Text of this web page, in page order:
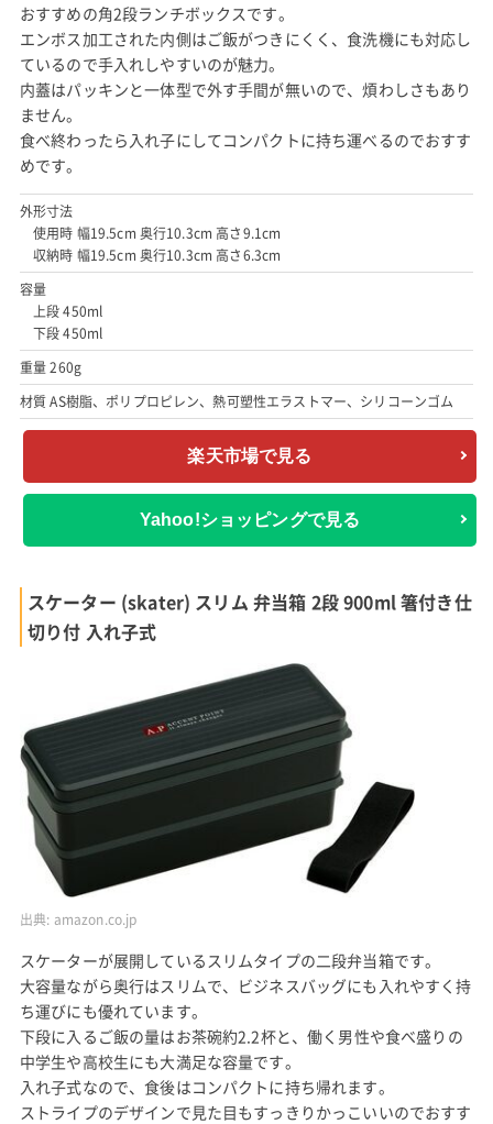
おすすめの角2段ランチボックスです。
エンボス加工された内側はご飯がつきにくく、食洗機にも対応し
ているので手入れしやすいのが魅力。
内蓋はパッキンと一体型で外す手間が無いので、煩わしさもあり
ません。
食べ終わったら入れ子にしてコンパクトに持ち運べるのでおすす
めです。
外形寸法
使用時 幅19.5cm 奥行10.3cm 高さ9.1cm
収納時 幅19.5cm 奥行10.3cm 高さ6.3cm
容量
上段 450ml
下段 450ml
重量 260g
材質 AS樹脂、ポリプロピレン、熱可塑性エラストマー、シリコーンゴム
楽天市場で見る
Yahoo!ショッピングで見る
スケーター (skater) スリム 弁当箱 2段 900ml 箸付き仕
切り付 入れ子式
出典: amazon.co.jp
スケーターが展開しているスリムタイプの二段弁当箱です。
大容量ながら奥行はスリムで、ビジネスバッグにも入れやすく持
ち運びにも優れています。
下段に入るご飯の量はお茶碗約2.2杯と、働く男性や食べ盛りの
中学生や高校生にも大満足な容量です。
入れ子式なので、食後はコンパクトに持ち帰れます。
ストライプのデザインで見た目もすっきりかっこいいのでおすす